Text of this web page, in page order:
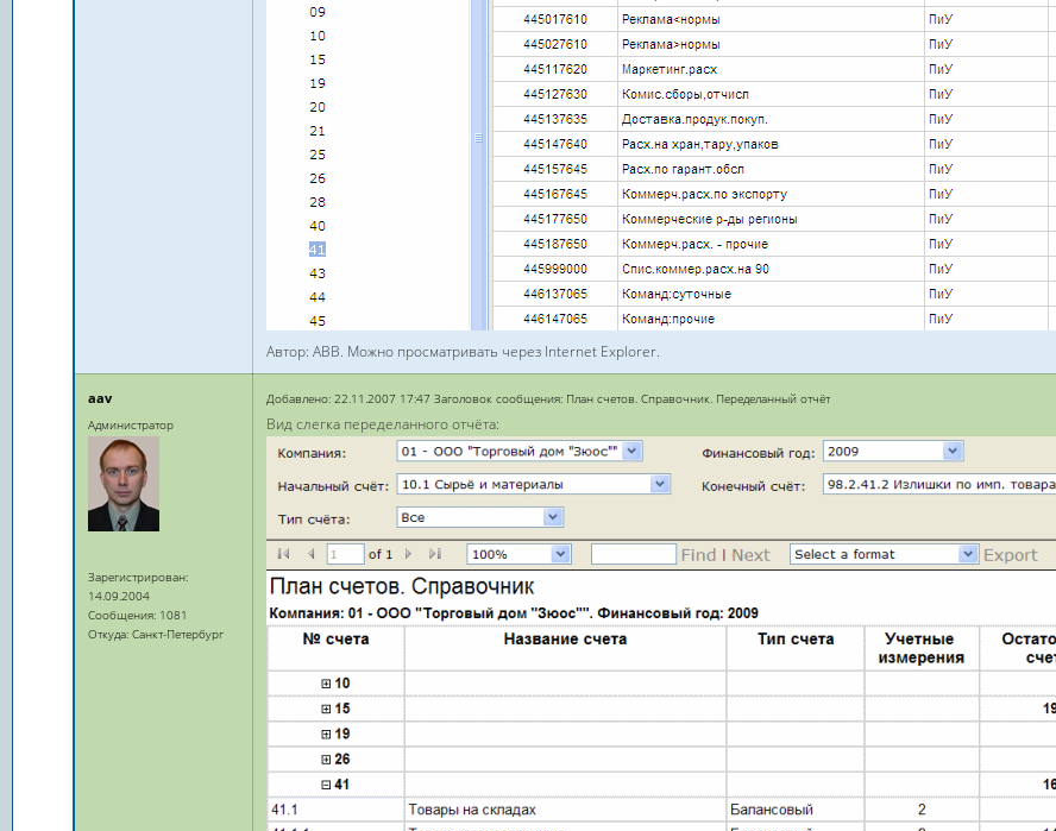
Автор: АВВ. Можно просматривать через Internet Explorer.
aav
Администратор
Зарегистрирован:
14.09.2004
Сообщения: 1081
Откуда: Санкт-Петербург
Добавлено: 22.11.2007 17:47 Заголовок сообщения: План счетов. Справочник. Переделанный отчёт
Вид слегка переделанного отчёта: